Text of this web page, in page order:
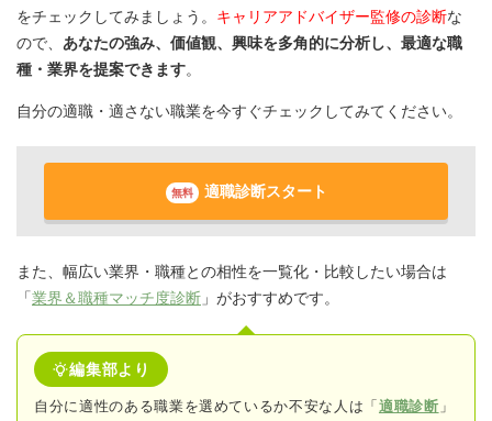
をチェックしてみましょう。 キャリアアドバイザー監修の診断な
ので、 あなたの強み、価値観、興味を多角的に分析し、最適な職
種・業界を提案できます。
自分の適職・適さない職業を今すぐチェックしてみてください。
無料 適職診断スタート
また、幅広い業界・職種との相性を一覧化・比較したい場合は
「業界＆職種マッチ度診断 」がおすすめです。
編集部より
自分に適性のある職業を選めているか不安な人は「 適職診断 」